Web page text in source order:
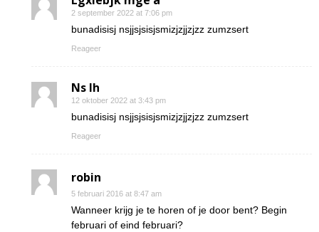
2 september 2022 at 7:06 pm
bunadisisj nsjjsjsisjsmizjzjjzjzz zumzsert
Reageer
Ns Ih
12 oktober 2022 at 3:43 pm
bunadisisj nsjjsjsisjsmizjzjjzjzz zumzsert
Reageer
robin
5 februari 2016 at 8:47 am
Wanneer krijg je te horen of je door bent? Begin
februari of eind februari?